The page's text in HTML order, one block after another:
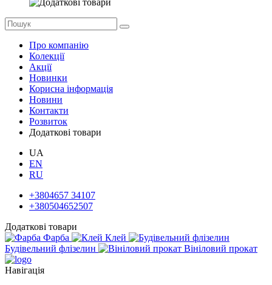
Про компанію
Колекції
Акції
Новинки
Корисна інформація
Новини
Контакти
Розвиток
Додаткові товари
UA
EN
RU
+3804657 34107
+380504652507
Додаткові товари
Фарба
Клей
Будівельний флізелин
Вініловий прокат
Навігація